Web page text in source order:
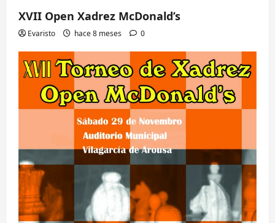
XVII Open Xadrez McDonald’s
Evaristo hace 8 meses 0